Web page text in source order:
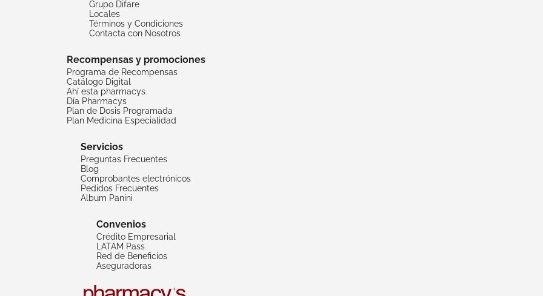
Grupo Difare
Locales
Términos y Condiciones
Contacta con Nosotros
Recompensas y promociones
Programa de Recompensas
Catálogo Digital
Ahí esta pharmacys
Día Pharmacys
Plan de Dosis Programada
Plan Medicina Especialidad
Servicios
Preguntas Frecuentes
Blog
Comprobantes electrónicos
Pedidos Frecuentes
Album Panini
Convenios
Crédito Empresarial
LATAM Pass
Red de Beneficios
Aseguradoras